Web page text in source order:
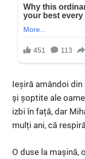
Ieșiră amândoi
și șoptite ale
izbi în față, dar
mulți ani, că
O duse la mașină,